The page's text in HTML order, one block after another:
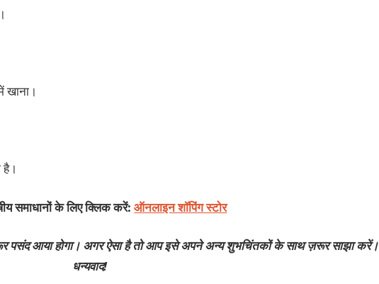
खाना।
है।
समाधानों के लिए क्लिक करें:ऑनलाइन शॉपिंग स्टोर
पसंद आया होगा। अगर ऐसा है तो आप इसे अपने अन्य शुभचिंतकों के साथ ज़रूर साझा करें।
धन्यवाद!